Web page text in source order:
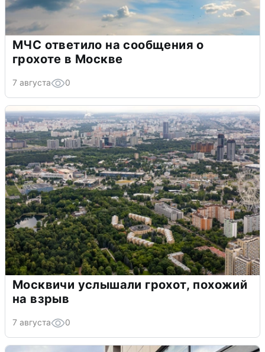
МЧС ответило на сообщения о
грохоте в Москве
7 августа 0
Москвичи услышали грохот, похожий
на взрыв
7 августа 0